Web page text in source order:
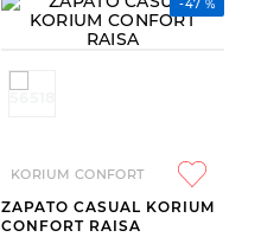
-47 %
KORIUM CONFORT
ZAPATO CASUAL KORIUM
CONFORT RAISA